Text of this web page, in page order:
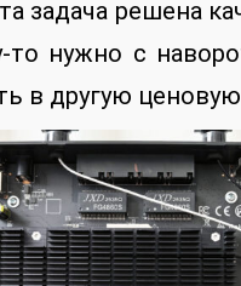
задача решена
то нужно с
в другую